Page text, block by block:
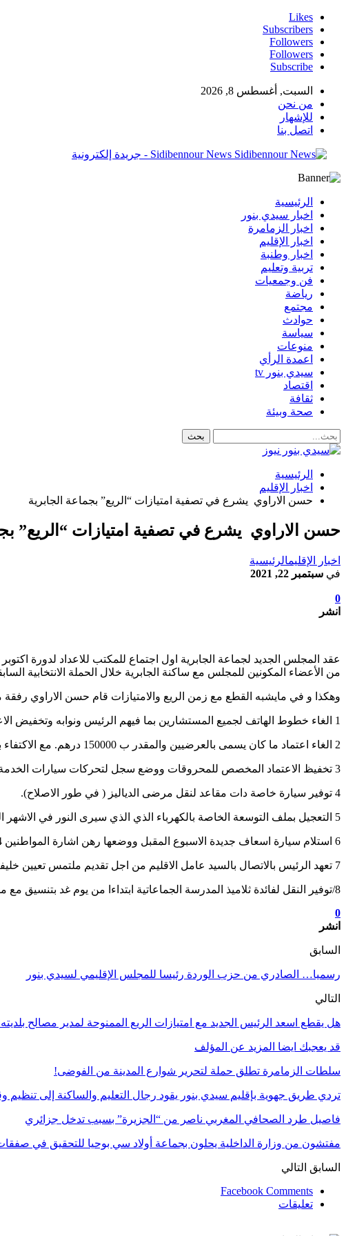
Likes
Subscribers
Followers
Followers
Subscribe
السبت, أغسطس 8, 2026
من نحن
للإشهار
اتصل بنا
Sidibennour News - جريدة إلكترونية
الرئيسية
اخبار سيدي بنور
اخبار الزمامرة
اخبار الإقليم
اخبار وطنبة
تربية وتعليم
فن وجمعيات
رياضة
مجتمع
حوادث
سياسة
منوعات
اعمدة الرأي
سيدي بنور tv
اقتصاد
ثقافة
صحة وبيئة
الرئيسية
اخبار الإقليم
حسن الاراوي يشرع في تصفية امتيازات “الريع” بجماعة الجابرية
حسن الاراوي يشرع في تصفية امتيازات “الريع”
اخبار الإقليمالرئيسية
في سبتمبر 22, 2021
0
انشر
عقد المجلس الجديد لجماعة الجابرية اول اجتماع للمكتب للاعداد لدورة
من الأعضاء المكونين للمجلس مع ساكنة الجابرية خلال الحملة الانتخابية
وهكذا و في مايشبه القطع مع زمن الريع والامتيازات قام حسن الاراوي رفقة
1 الغاء خطوط الهاتف لجميع المستشارين بما فيهم الرئيس ونوابه وتخفيض الاعتماد من 80000 درهم ل 20000 ليقتصر فقط على الموظفين وخدمات الانترنيت.
2 الغاء اعتماد ما كان يسمى بالعرضيين والمقدر ب 150000 درهم. مع الاكتفاء بحارس وسائق وامرأة تنظيف فقط.
3 تخفيظ الاعتماد المخصص للمحروقات ووضع سجل لتحركات سيارات الخدمة.
4 توفير سيارة خاصة دات مقاعد لنقل مرضى الدياليز ( في طور الاصلاح).
5 التعجيل بملف التوسعة الخاصة بالكهرباء الذي الذي سيرى النور في الاشهر القليلة القادمة.
6 استلام سيارة اسعاف جديدة الاسبوع المقبل ووضعها رهن اشارة المواطنين 24/24 مع تعيين سائق مقيم بجانب الجماعة لتسهيل المهام.
7 تعهد الرئيس بالاتصال بالسيد عامل الاقليم من اجل تقديم ملتمس تعيين خليفة للقائد في الايام القليلة المقبلة مع توفير مكتب له ولاعوان السلطة قصد رفع معانات التنقل عن ابناء الجماعة لمقر القيادة بامطل.
8/توفير النقل لفائدة ثلاميذ المدرسة الجماعاتية ابتداءا من يوم غد بتنسيق مع مدير المؤسسة لتسهيل الحملة الوطنية للتلقيح.
0
انشر
السابق
رسميا… الصادري من حزب الوردة رئيسا للمجلس الإقليمي لسيدي بنور
التالي
هل يقطع اسعد الرئيس الجديد مع امتيازات الريع الممنوحة لمدير مصالح
قد يعجبك ايضا المزيد عن المؤلف
سلطات الزمامرة تطلق حملة لتحرير شوارع المدينة من الفوضى!
تردي طريق جهوية بإقليم سيدي بنور يقود رجال التعليم والساكنة إلى تنظيم
فاصيل طرد الصحافي المغربي ناصر من “الجزيرة” بسبب تدخل جزائري
مفتشون من وزارة الداخلية يحلون بجماعة أولاد سي بوحيا للتحقيق في
السابق التالي
Facebook Comments
تعليقات